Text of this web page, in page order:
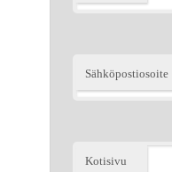
Sähköpostiosoite
Kotisivu